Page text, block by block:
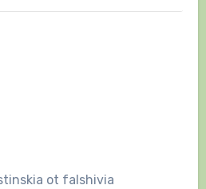
ot falshivia